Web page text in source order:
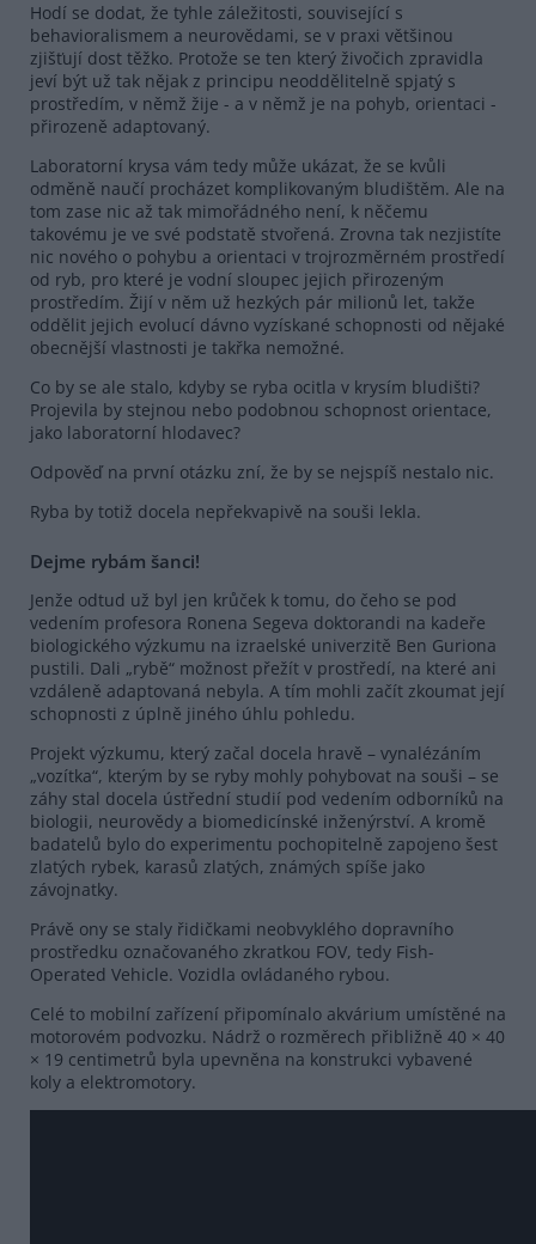
Hodí se dodat, že tyhle záležitosti, související s
behavioralismem a neurovědami, se v praxi většinou
zjišťují dost těžko. Protože se ten který živočich zpravidla
jeví být už tak nějak z principu neoddělitelně spjatý s
prostředím, v němž žije - a v němž je na pohyb, orientaci -
přirozeně adaptovaný.
Laboratorní krysa vám tedy může ukázat, že se kvůli
odměně naučí procházet komplikovaným bludištěm. Ale na
tom zase nic až tak mimořádného není, k něčemu
takovému je ve své podstatě stvořená. Zrovna tak nezjistíte
nic nového o pohybu a orientaci v trojrozměrném prostředí
od ryb, pro které je vodní sloupec jejich přirozeným
prostředím. Žijí v něm už hezkých pár milionů let, takže
oddělit jejich evolucí dávno vyzískané schopnosti od nějaké
obecnější vlastnosti je takřka nemožné.
Co by se ale stalo, kdyby se ryba ocitla v krysím bludišti?
Projevila by stejnou nebo podobnou schopnost orientace,
jako laboratorní hlodavec?
Odpověď na první otázku zní, že by se nejspíš nestalo nic.
Ryba by totiž docela nepřekvapivě na souši lekla.
Dejme rybám šanci!
Jenže odtud už byl jen krůček k tomu, do čeho se pod
vedením profesora Ronena Segeva doktorandi na kadeře
biologického výzkumu na izraelské univerzitě Ben Guriona
pustili. Dali „rybě“ možnost přežít v prostředí, na které ani
vzdáleně adaptovaná nebyla. A tím mohli začít zkoumat její
schopnosti z úplně jiného úhlu pohledu.
Projekt výzkumu, který začal docela hravě – vynalézáním
„vozítka“, kterým by se ryby mohly pohybovat na souši – se
záhy stal docela ústřední studií pod vedením odborníků na
biologii, neurovědy a biomedicínské inženýrství. A kromě
badatelů bylo do experimentu pochopitelně zapojeno šest
zlatých rybek, karasů zlatých, známých spíše jako
závojnatky.
Právě ony se staly řidičkami neobvyklého dopravního
prostředku označovaného zkratkou FOV, tedy Fish-
Operated Vehicle. Vozidla ovládaného rybou.
Celé to mobilní zařízení připomínalo akvárium umístěné na
motorovém podvozku. Nádrž o rozměrech přibližně 40 × 40
× 19 centimetrů byla upevněna na konstrukci vybavené
koly a elektromotory.